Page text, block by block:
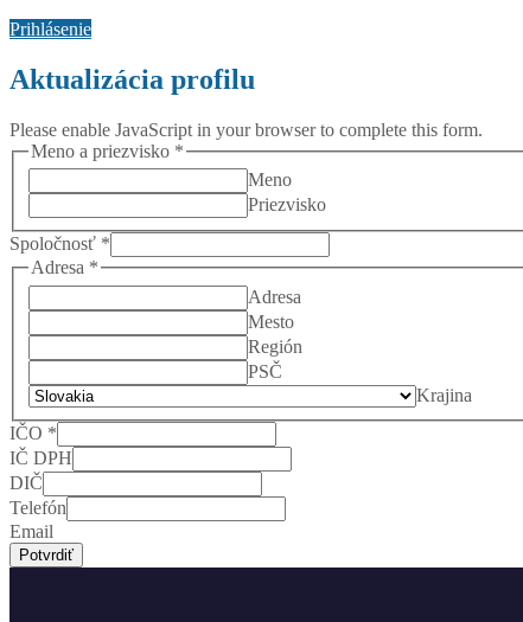
Prihlásenie
Aktualizácia profilu
Please enable JavaScript in your browser to complete this form.
Meno a priezvisko *
Meno
Priezvisko
Spoločnosť *
priezvisko
Email
DPH
Adresa *
Adresa
Mesto
Región
PSČ
Krajina
IČO *
IČ DPH
DIČ
Telefón
Email
Potvrdiť